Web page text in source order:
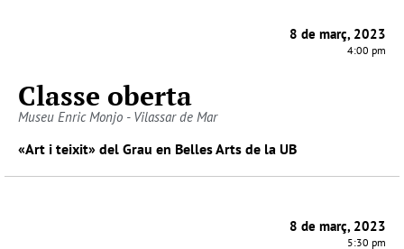
8 de març, 2023
4:00 pm
Classe oberta
Museu Enric Monjo - Vilassar de Mar
«Art i teixit» del Grau en Belles Arts de la UB
8 de març, 2023
5:30 pm